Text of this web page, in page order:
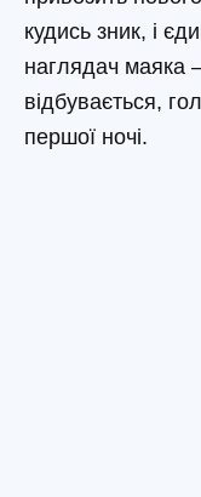
кудись зник, і
наглядач маяка
відбувається,
першої ночі.